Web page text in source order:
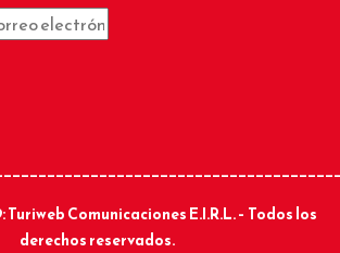
Comunicaciones E.I.R.L. – Todos los
derechos reservados.